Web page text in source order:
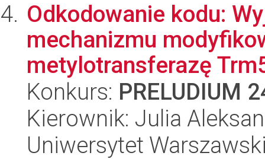
Odkodowanie kodu:
mechanizmu
metylotransferazę
Konkurs: PRELUDIUM
Kierownik: Julia
Uniwersytet